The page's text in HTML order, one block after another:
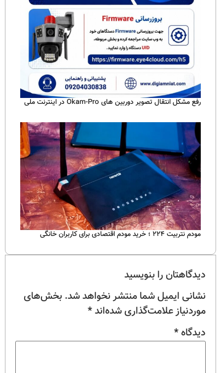
رفع مشکل انتقال تصویر دوربین های Okam-Pro در اینترنت ملی
مودم نتربیت ۲۲۴ ؛ خرید مودم اقتصادی برای کاربران خانگی
دیدگاهتان را بنویسید
نشانی ایمیل شما منتشر نخواهد شد. بخش‌های
موردنیاز علامت‌گذاری شده‌اند*
دیدگاه*